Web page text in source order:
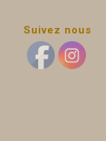
Suivez nous